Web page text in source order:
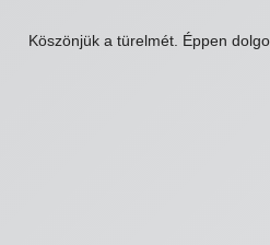
Köszönjük a türelmét. Éppen